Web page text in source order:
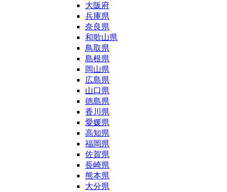
大阪府
兵庫県
奈良県
和歌山県
鳥取県
島根県
岡山県
広島県
山口県
徳島県
香川県
愛媛県
高知県
福岡県
佐賀県
長崎県
熊本県
大分県